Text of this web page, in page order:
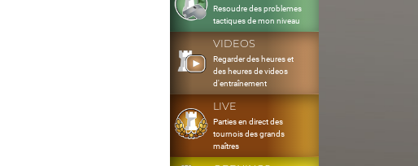
Resoudre des problemes
tactiques de mon niveau
VIDEOS
Regarder des heures et
des heures de videos
d'entraînement
LIVE
Parties en direct des
tournois des grands
maîtres